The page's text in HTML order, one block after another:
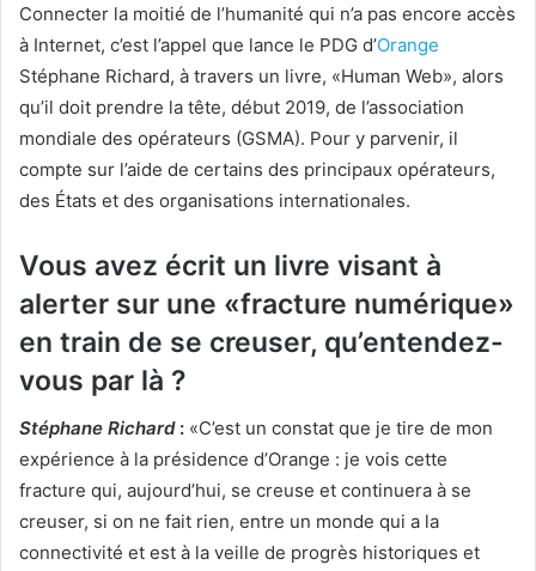
Connecter la moitié de l’humanité qui n’a pas encore accès
à Internet, c’est l’appel que lance le PDG d’Orange
Stéphane Richard, à travers un livre, «Human Web», alors
qu’il doit prendre la tête, début 2019, de l’association
mondiale des opérateurs (GSMA). Pour y parvenir, il
compte sur l’aide de certains des principaux opérateurs,
des États et des organisations internationales.
Vous avez écrit un livre visant à
alerter sur une «fracture numérique»
en train de se creuser, qu’entendez-
vous par là ?
Stéphane Richard: «C’est un constat que je tire de mon
expérience à la présidence d’Orange : je vois cette
fracture qui, aujourd’hui, se creuse et continuera à se
creuser, si on ne fait rien, entre un monde qui a la
connectivité et est à la veille de progrès historiques et